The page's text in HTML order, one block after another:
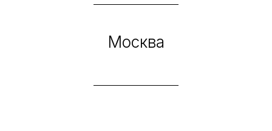
Москва